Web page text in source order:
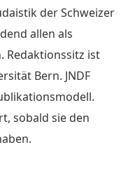
der Schweizer
allen als
Redaktionssitz ist
Bern. JNDF
sobald sie den